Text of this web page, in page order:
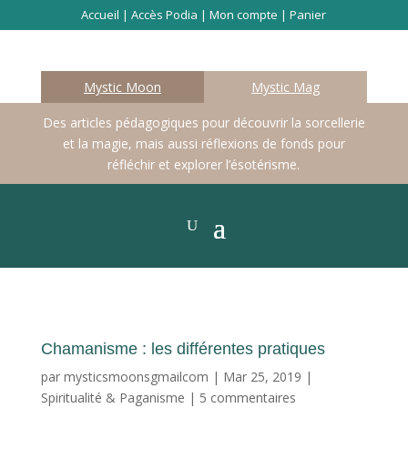
Accueil |Accès Podia |Mon compte |Panier
Mystic Moon Mystic Mag
Des articles pédagogiques pour découvrir la sorcellerie
et la magie, mais aussi réflexions de fonds pour
réfléchir et explorer l’ésotérisme.
Chamanisme : les différentes pratiques
par mysticsmoonsgmailcom | Mar 25, 2019 |
Spiritualité & Paganisme | 5 commentaires